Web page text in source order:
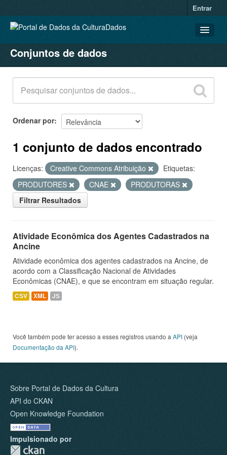
Entrar
CONJUNTOS DE DADOS
ORGANIZAÇÕES
GRUPOS
SOBRE
Conjuntos de dados
Ordenar por
1 conjunto de dados encontrado
Licenças: Creative Commons Atribuição
Etiquetas:
PRODUTORES
CNAE
PRODUTORAS
Filtrar Resultados
Atividade Econômica dos Agentes Cadastrados na
Ancine
Atividade econômica dos agentes cadastrados na Ancine, de
acordo com a Classificação Nacional de Atividades
Econômicas (CNAE), e que se encontram em situação regular.
CSV XML JS
Você também pode ter acesso a esses registros usando a API (veja
Documentação da API).
Sobre Portal de Dados da Cultura
API do CKAN
Open Knowledge Foundation
Impulsionado por